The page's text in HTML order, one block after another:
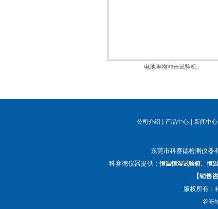
电池重物冲击试验机
公司介绍 | 产品中心 |新闻中心
东莞市科赛德检测仪
科赛德仪器提供：恒温恒湿试验箱 、恒
【销售
版权所有：
谷哥